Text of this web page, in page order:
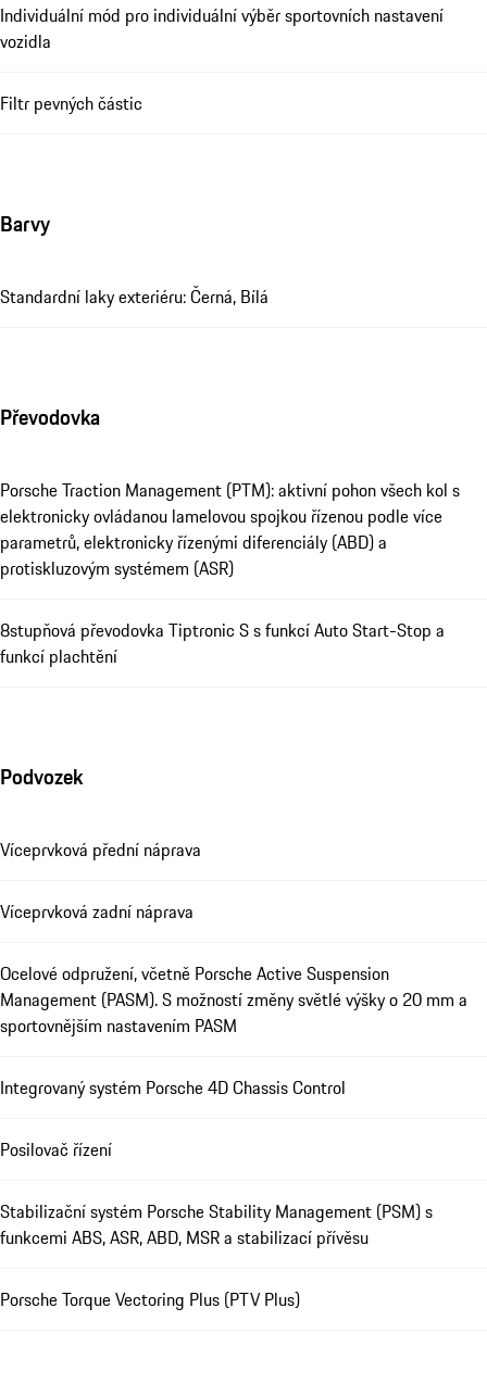
Individuální mód pro individuální výběr sportovních nastavení
vozidla
Filtr pevných částic
Barvy
Standardní laky exteriéru: Černá, Bílá
Převodovka
Porsche Traction Management (PTM): aktivní pohon všech kol s
elektronicky ovládanou lamelovou spojkou řízenou podle více
parametrů, elektronicky řízenými diferenciály (ABD) a
protiskluzovým systémem (ASR)
8stupňová převodovka Tiptronic S s funkcí Auto Start-Stop a
funkcí plachtění
Podvozek
Víceprvková přední náprava
Víceprvková zadní náprava
Ocelové odpružení, včetně Porsche Active Suspension
Management (PASM). S možností změny světlé výšky o 20 mm a
sportovnějším nastavením PASM
Integrovaný systém Porsche 4D Chassis Control
Posilovač řízení
Stabilizační systém Porsche Stability Management (PSM) s
funkcemi ABS, ASR, ABD, MSR a stabilizací přívěsu
Porsche Torque Vectoring Plus (PTV Plus)